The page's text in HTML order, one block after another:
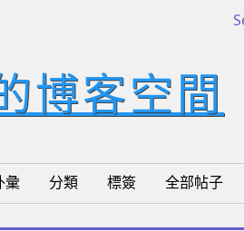
博客空間
彙 分類 標簽 全部帖子